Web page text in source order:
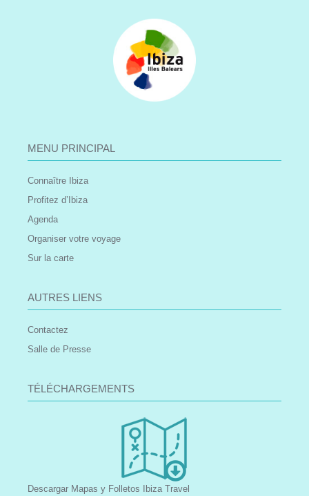
MENU PRINCIPAL
Connaître Ibiza
Profitez d’Ibiza
Agenda
Organiser votre voyage
Sur la carte
AUTRES LIENS
Contactez
Salle de Presse
TÉLÉCHARGEMENTS
Descargar Mapas y Folletos Ibiza Travel